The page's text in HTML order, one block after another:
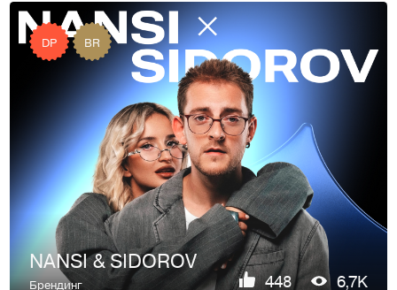
DP BR
NANSI & SIDOROV
Брендинг 448 6,7K